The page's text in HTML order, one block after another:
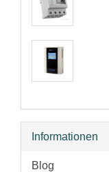
Informationen
Blog